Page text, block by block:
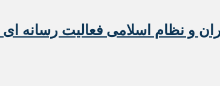
و نظام اسلامی فعالیت رسانه